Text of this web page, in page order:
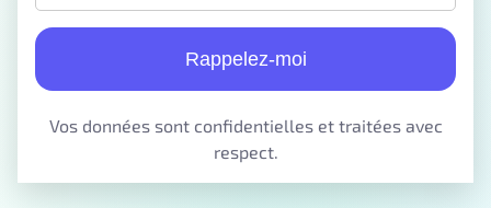
Rappelez-moi
Vos données sont confidentielles et traitées avec
respect.